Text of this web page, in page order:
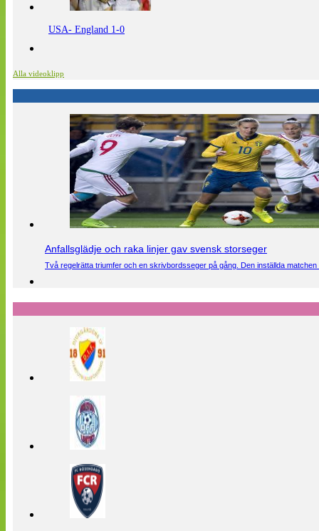
USA- England 1-0
Alla videoklipp
Anfallsglädje och raka linjer gav svensk storseger
Två regelrätta triumfer och en skrivbordsseger på gång. Den inställda